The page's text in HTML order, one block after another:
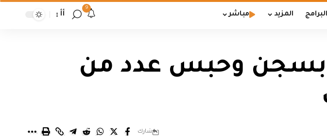
البرامج المزيد مباشر
9
أأ
بسجن وحبس عدد من
شارك